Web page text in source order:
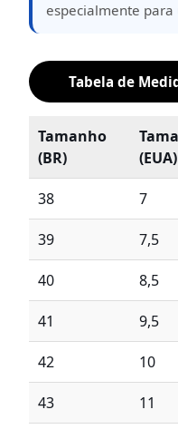
especialmente
Tabela de
Tamanho
(BR)
(EUA)
38 7
39 7,5
40 8,5
41 9,5
42 10
43 11